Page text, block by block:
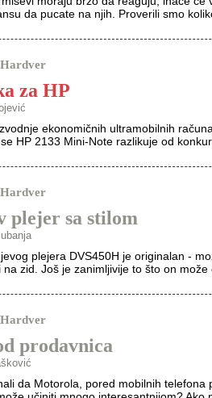
da pucate na njih. Proverili smo
Hardver
za HP
ekonomičnih ultramobilnih
se HP 2133 Mini-Note razlikuje od
Hardver
plejer sa stilom
plejera DVS450H je originalan -
na zid. Još je zanimljivije to što on
Hardver
prodavnica
da Motorola, pored mobilnih